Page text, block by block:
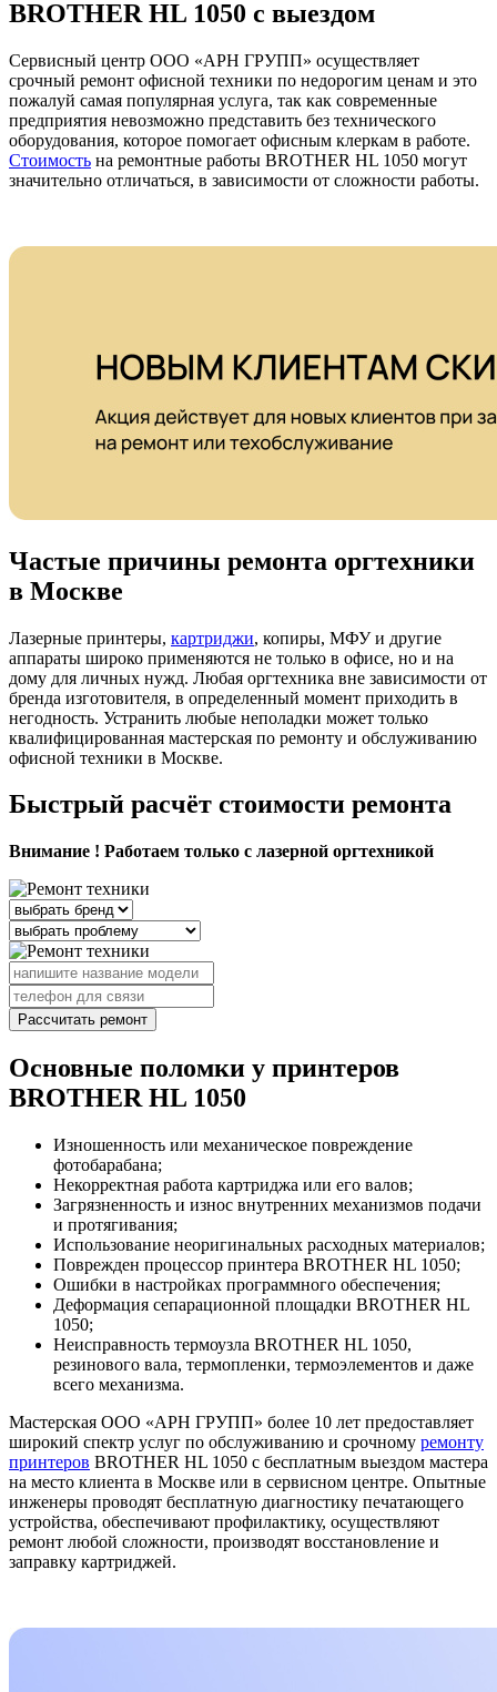
BROTHER HL 1050 с выездом
Сервисный центр ООО «АРН ГРУПП» осуществляет
срочный ремонт офисной техники по недорогим ценам и это
пожалуй самая популярная услуга, так как современные
предприятия невозможно представить без технического
оборудования, которое помогает офисным клеркам в работе.
Стоимость на ремонтные работы BROTHER HL 1050 могут
значительно отличаться, в зависимости от сложности работы.
Частые причины ремонта оргтехники
в Москве
Лазерные принтеры, картриджи, копиры, МФУ и другие
аппараты широко применяются не только в офисе, но и на
дому для личных нужд. Любая оргтехника вне зависимости от
бренда изготовителя, в определенный момент приходить в
негодность. Устранить любые неполадки может только
квалифицированная мастерская по ремонту и обслуживанию
офисной техники в Москве.
Быстрый расчёт стоимости ремонта
Внимание ! Работаем только с лазерной оргтехникой
Рассчитать ремонт
Основные поломки у принтеров
BROTHER HL 1050
Изношенность или механическое повреждение
фотобарабана;
Некорректная работа картриджа или его валов;
Загрязненность и износ внутренних механизмов подачи
и протягивания;
Использование неоригинальных расходных материалов;
Поврежден процессор принтера BROTHER HL 1050;
Ошибки в настройках программного обеспечения;
Деформация сепарационной площадки BROTHER HL
1050;
Неисправность термоузла BROTHER HL 1050,
резинового вала, термопленки, термоэлементов и даже
всего механизма.
Мастерская ООО «АРН ГРУПП» более 10 лет предоставляет
широкий спектр услуг по обслуживанию и срочному ремонту
принтеров BROTHER HL 1050 с бесплатным выездом мастера
на место клиента в Москве или в сервисном центре. Опытные
инженеры проводят бесплатную диагностику печатающего
устройства, обеспечивают профилактику, осуществляют
ремонт любой сложности, производят восстановление и
заправку картриджей.